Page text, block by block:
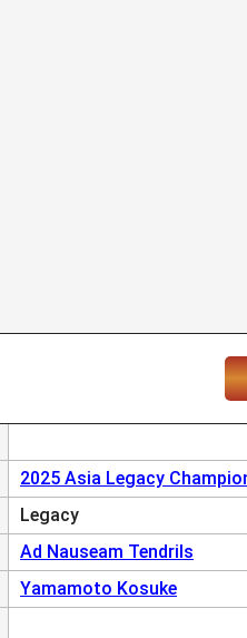
2025 Asia Legacy
Legacy
Ad Nauseam Tendrils
Yamamoto Kosuke